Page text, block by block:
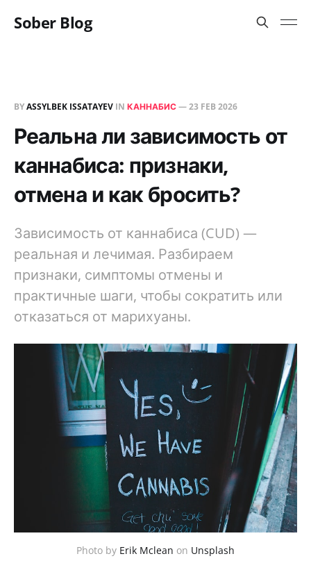
Sober Blog
BYASSYLBEK ISSATAYEV IN КАННАБИС—23 FEB 2026
Реальна ли зависимость от
каннабиса: признаки,
отмена и как бросить?
Зависимость от каннабиса (CUD) —
реальная и лечимая. Разбираем
признаки, симптомы отмены и
практичные шаги, чтобы сократить или
отказаться от марихуаны.
Photo by Erik Mclean on Unsplash